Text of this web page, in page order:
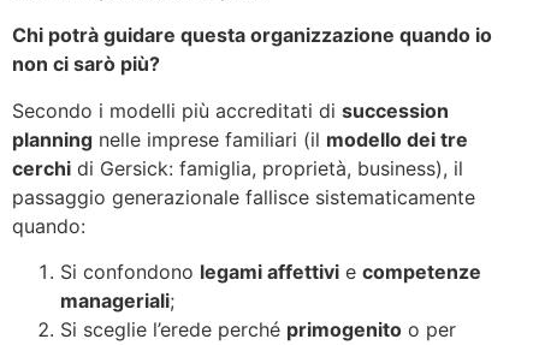
Chi potrà guidare questa organizzazione quando io
non ci sarò più?
Secondo i modelli più accreditati di succession
planning nelle imprese familiari (il modello dei tre
cerchi di Gersick: famiglia, proprietà, business), il
passaggio generazionale fallisce sistematicamente
quando:
Si confondono legami affettivi e competenze
manageriali;
Si sceglie l’erede perché primogenito o per